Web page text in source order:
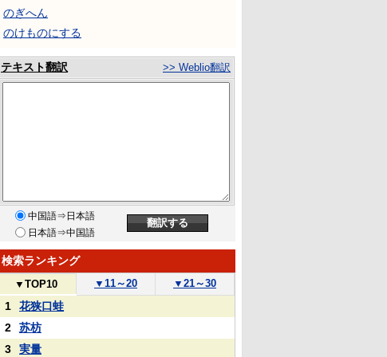
のぎへん
のけものにする
テキスト翻訳 >> Weblio翻訳
中国語⇒日本語
日本語⇒中国語
検索ランキング
▼ TOP10 ▼ 11～20 ▼ 21～30
1
花狭口蛙
2
苏枋
3
実量